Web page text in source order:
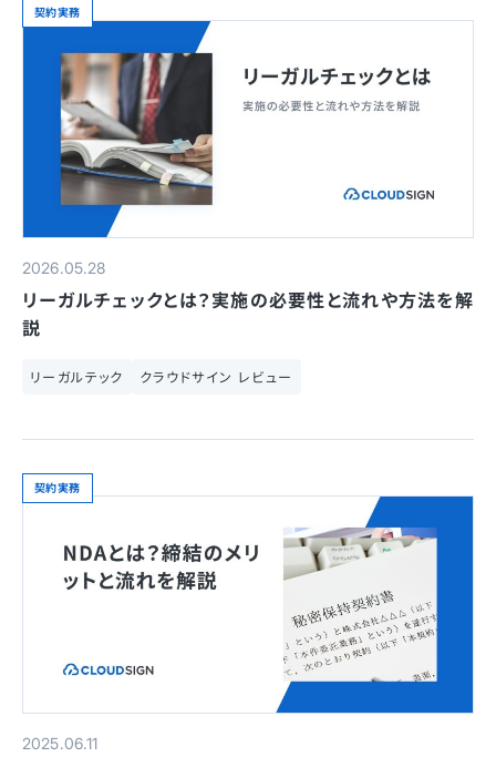
契約実務
2026.05.28
リーガルチェックとは？実施の必要性と流れや方法を解
説
リーガルテック クラウドサイン レビュー
契約実務
2025.06.11